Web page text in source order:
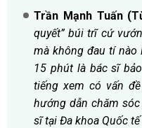
Trần Mạnh Tuấn
quyết” búi trĩ cứ
mà không đau tí nào
15 phút là bác sĩ
tiếng xem có vấn
hướng dẫn chăm
sĩ tại Đa khoa Quốc tế